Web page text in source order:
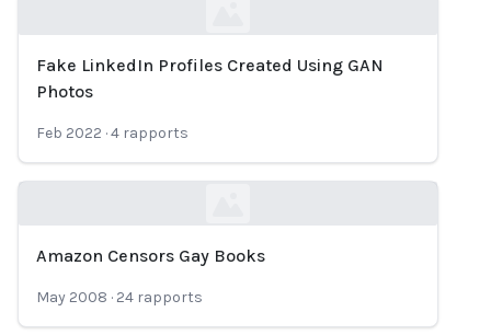
Loading...
Fake LinkedIn Profiles Created Using GAN
Photos
Feb 2022 ·4 rapports
Amazon Censors Gay Books
May 2008 · 24 rapports